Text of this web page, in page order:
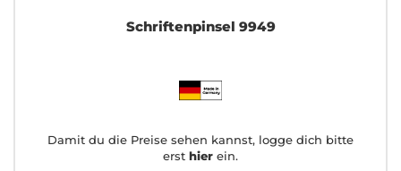
Schriftenpinsel 9949
Damit du die Preise sehen kannst, logge dich bitte
erst hier ein.